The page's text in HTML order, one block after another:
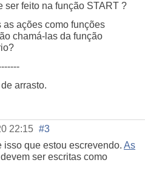
ser feito na função START ?
as ações como funções
chamá-las da função
arrasto.
22:15 #3
isso que estou escrevendo. As
ser escritas como